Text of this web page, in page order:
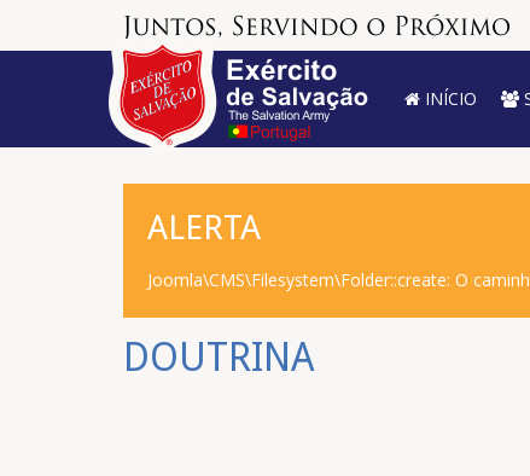
INÍCIO
ALERTA
Joomla\CMS\Filesystem\Folder::create: O
DOUTRINA